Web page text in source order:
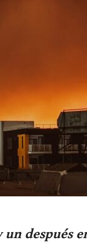
después